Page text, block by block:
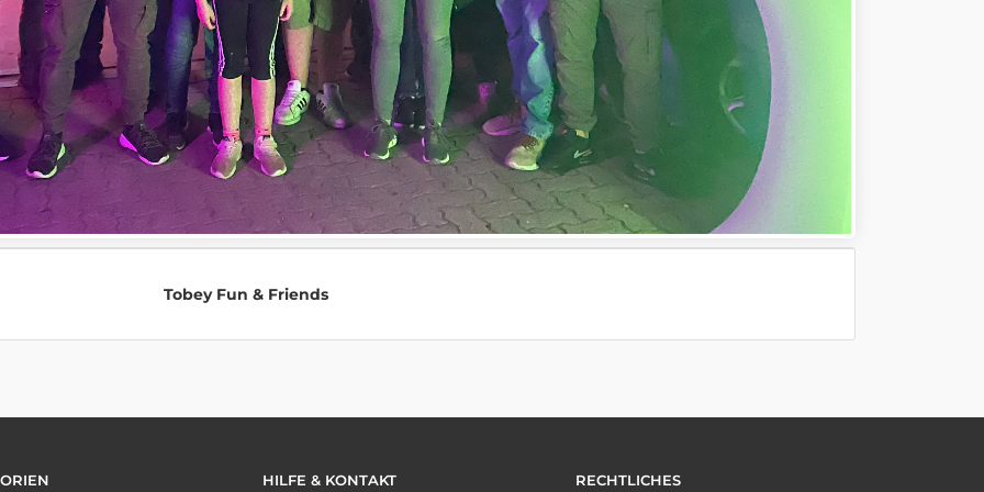
Tobey Fun & Friends
HILFE & KONTAKT RECHTLICHES